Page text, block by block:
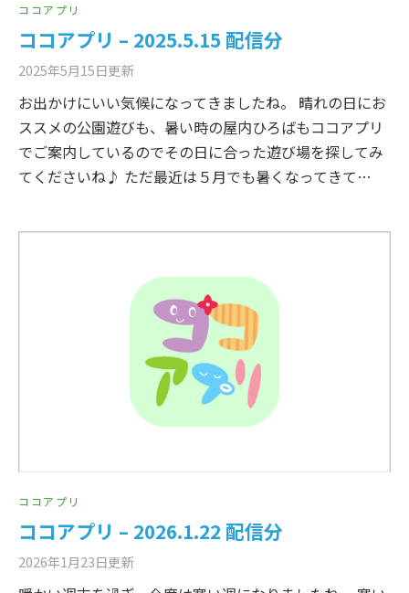
ココアプリ
ココアプリ – 2025.5.15 配信分
2025年5月15日更新
お出かけにいい気候になってきましたね。 晴れの日にお
ススメの公園遊びも、暑い時の屋内ひろばもココアプリ
でご案内しているのでその日に合った遊び場を探してみ
てくださいね♪ ただ最近は５月でも暑くなってきて…
ココアプリ
ココアプリ – 2026.1.22 配信分
2026年1月23日更新